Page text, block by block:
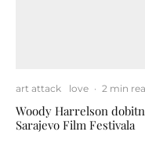
art attack love · 2 min
Woody Harrelson
Sarajevo Film Festivala